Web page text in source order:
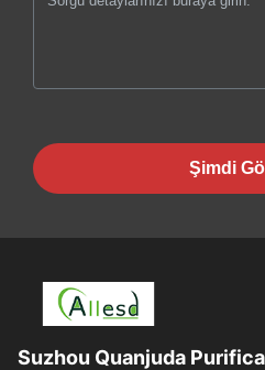
Şimdi
Suzhou Quanjuda